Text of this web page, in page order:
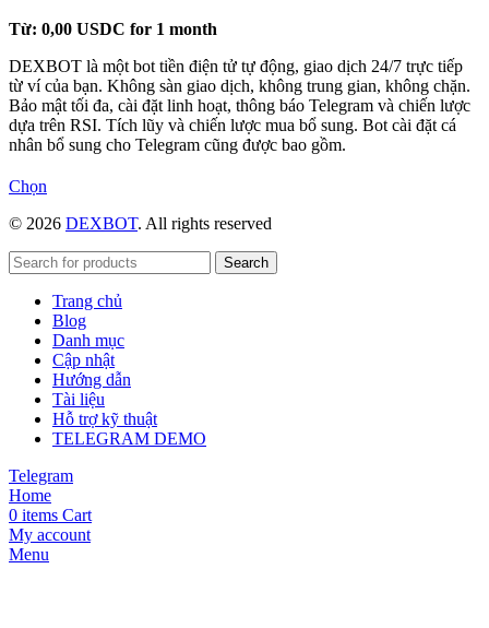
Từ: 0,00 USDC for 1 month
DEXBOT là một bot tiền điện tử tự động, giao dịch 24/7 trực tiếp
từ ví của bạn. Không sàn giao dịch, không trung gian, không chặn.
Bảo mật tối đa, cài đặt linh hoạt, thông báo Telegram và chiến lược
dựa trên RSI. Tích lũy và chiến lược mua bổ sung. Bot cài đặt cá
nhân bổ sung cho Telegram cũng được bao gồm.
Chọn
này
nhiều
thể.
Các
tùy
chọn
có
thể
được
chọn
trang
sản
phẩm
© 2026 DEXBOT. All rights reserved
Search
Trang chủ
Blog
Danh mục
Cập nhật
Hướng dẫn
Tài liệu
Hỗ trợ kỹ thuật
TELEGRAM DEMO
Telegram
Home
0 items Cart
My account
Menu